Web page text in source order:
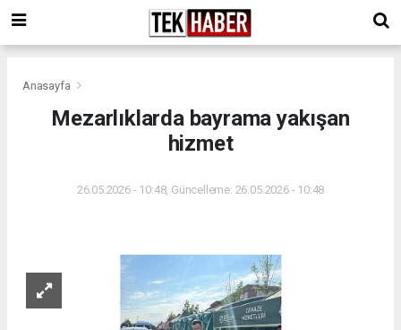
Anasayfa
Mezarlıklarda bayrama yakışan
hizmet
26.05.2026 - 10:48, Güncelleme: 26.05.2026 - 10:48